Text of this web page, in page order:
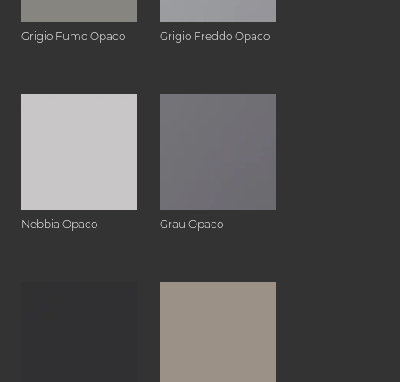
Grigio Fumo Opaco Grigio Freddo Opaco
Nebbia Opaco Grau Opaco